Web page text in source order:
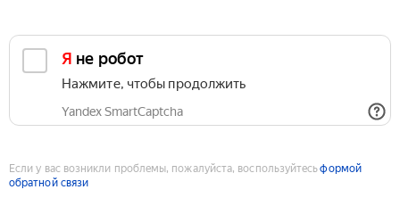
Я не робот
Нажмите, чтобы продолжить
Yandex SmartCaptcha
Если у вас возникли проблемы, пожалуйста, воспользуйтесьформой
обратной связи